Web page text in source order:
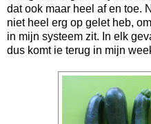
dat ook maar heel af en toe.
niet heel erg op gelet heb,
in mijn systeem zit. In elk
dus komt ie terug in mijn